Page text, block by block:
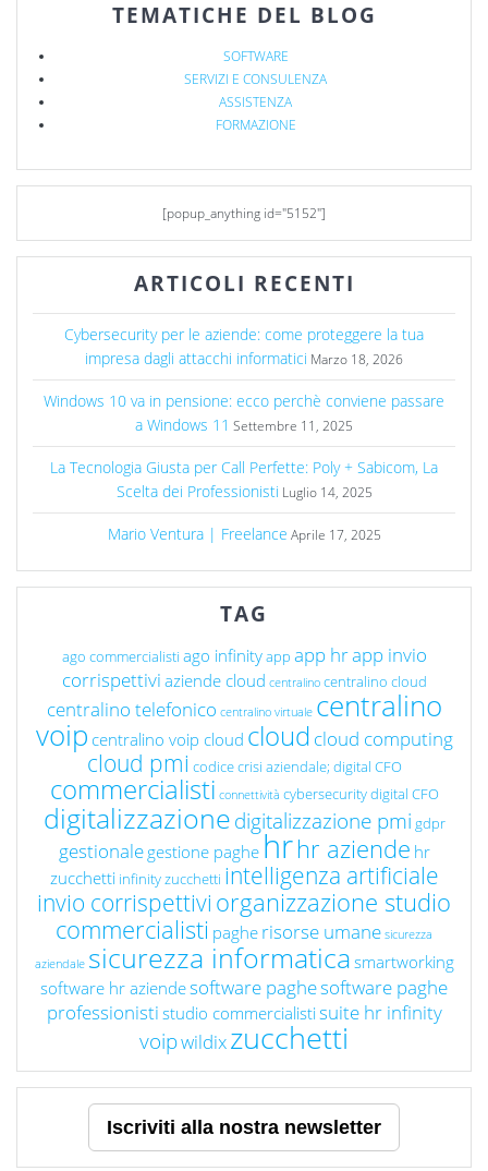
TEMATICHE DEL BLOG
SOFTWARE
SERVIZI E CONSULENZA
ASSISTENZA
FORMAZIONE
[popup_anything id="5152"]
ARTICOLI RECENTI
Cybersecurity per le aziende: come proteggere la tua
impresa dagli attacchi informatici Marzo 18, 2026
Windows 10 va in pensione: ecco perchè conviene passare
a Windows 11 Settembre 11, 2025
La Tecnologia Giusta per Call Perfette: Poly + Sabicom, La
Scelta dei Professionisti Luglio 14, 2025
Mario Ventura | Freelance Aprile 17, 2025
TAG
ago commercialisti ago infinityapp app hrapp invio
corrispettivi aziende cloud centralino centralino cloud
centralino telefonico centralino virtuale centralino
voip centralino voip cloud cloud cloud computing
cloud pmi codice crisi aziendale; digital CFO
commercialisti connettività cybersecuritydigital CFO
digitalizzazionedigitalizzazione pmi gdpr
gestionale gestione paghe hrhr aziende hr
zucchetti infinity zucchetti intelligenza artificiale
invio corrispettivi organizzazione studio
commercialisti paghe risorse umane sicurezza
aziendale sicurezza informatica smartworking
software hr aziendesoftware paghesoftware paghe
professionisti studio commercialisti suite hr infinity
voipwildixzucchetti
Iscriviti alla nostra newsletter